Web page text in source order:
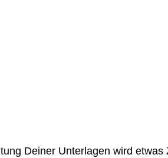
Deiner Unterlagen wird etwas